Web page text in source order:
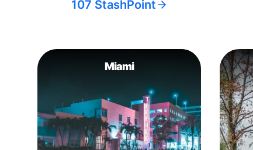
107 StashPoint
Miami